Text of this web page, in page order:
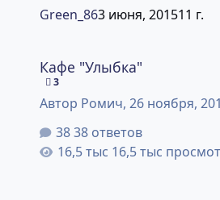
Green_863 июня, 201511 г.
Кафе "Улыбка"
3
Автор Ромич, 26 ноября,
38 ответов
16,5 тыс